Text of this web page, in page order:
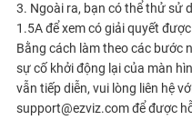
3. Ngoài ra, bạn có thể thử sử
1.5A để xem có giải quyết
Bằng cách làm theo các bước
sự cố khởi động lại của màn
vẫn tiếp diễn, vui lòng liên hệ
support@ezviz.com để được